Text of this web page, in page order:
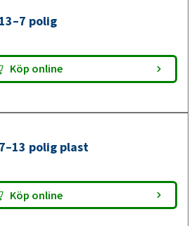
polig
Köp online
polig plast
Köp online